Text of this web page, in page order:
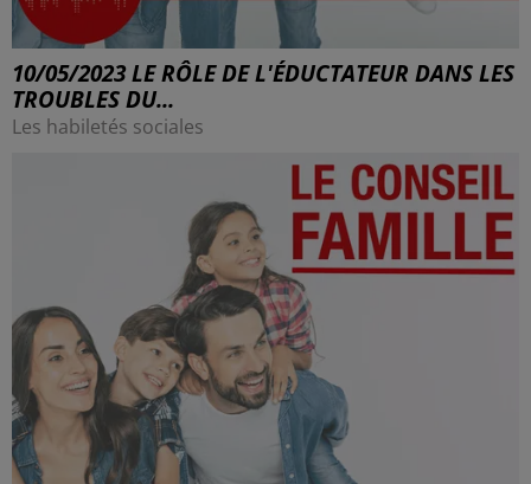
10/05/2023 LE RÔLE DE L'ÉDUCTATEUR DANS LES
TROUBLES DU...
Les habiletés sociales